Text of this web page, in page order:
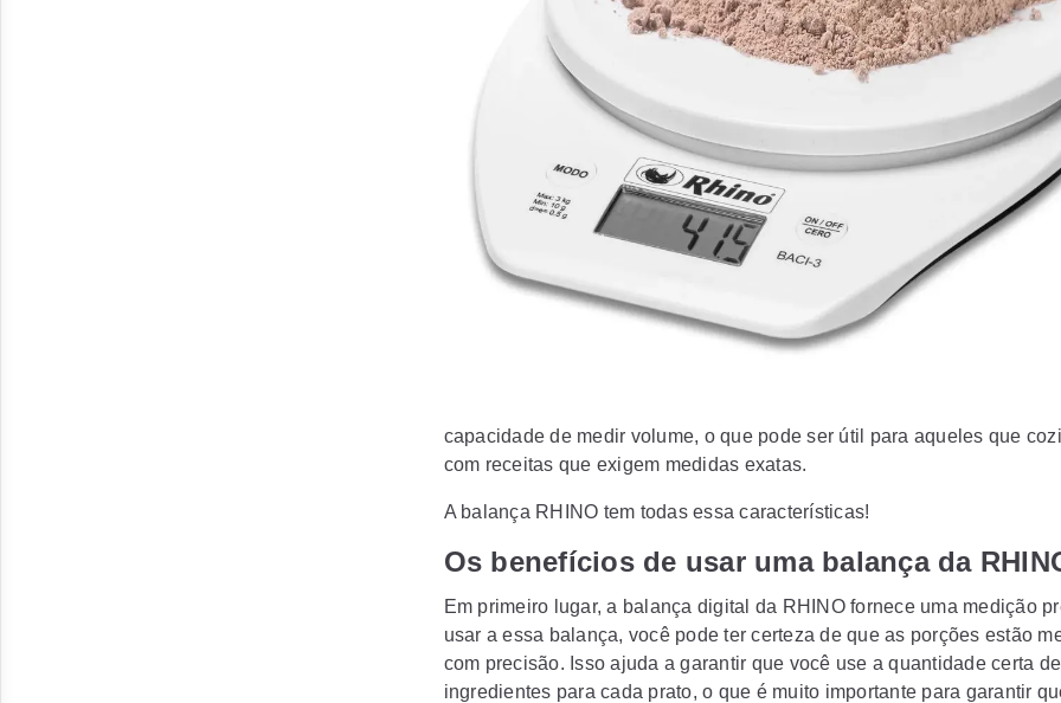
capacidade de medir volume, o que pode ser útil para aqueles que
com receitas que exigem medidas exatas.
A balança RHINO tem todas essa características!
Os benefícios de usar uma balança da
Em primeiro lugar, a balança digital da RHINO fornece uma medição
usar a essa balança, você pode ter certeza de que as porções estão
com precisão. Isso ajuda a garantir que você use a quantidade certa de
ingredientes para cada prato, o que é muito importante para garantir